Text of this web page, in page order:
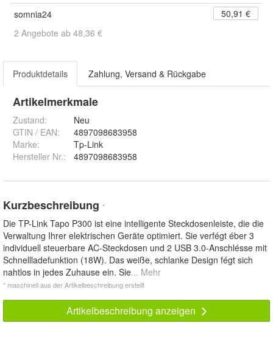
somnia24
50,91 €
2 Angebote ab 48,36 €
Produktdetails Zahlung, Versand & Rückgabe
Artikelmerkmale
Zustand:
Neu
GTIN / EAN:
4897098683958
Marke:
Tp-Link
Hersteller Nr.:
4897098683958
Kurzbeschreibung *
Die TP-Link Tapo P300 ist eine intelligente Steckdosenleiste, die die
Verwaltung Ihrer elektrischen Geräte optimiert. Sie verfégt éber 3
individuell steuerbare AC-Steckdosen und 2 USB 3.0-Anschlésse mit
Schnellladefunktion (18W). Das weiße, schlanke Design fégt sich
nahtlos in jedes Zuhause ein. Sie... Mehr
* maschinell aus der Artikelbeschreibung erstellt
Artikelbeschreibung anzeigen